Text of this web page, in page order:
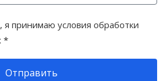
я принимаю условия обработки
*
Отправить